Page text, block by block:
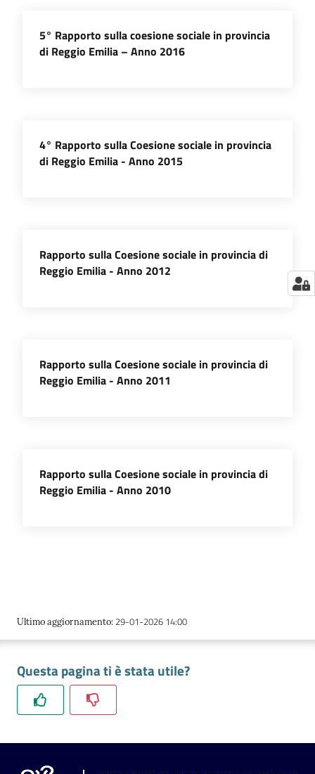
5° Rapporto sulla coesione sociale in provincia
di Reggio Emilia – Anno 2016
4° Rapporto sulla Coesione sociale in provincia
di Reggio Emilia - Anno 2015
Rapporto sulla Coesione sociale in provincia di
Reggio Emilia - Anno 2012
Rapporto sulla Coesione sociale in provincia di
Reggio Emilia - Anno 2011
Rapporto sulla Coesione sociale in provincia di
Reggio Emilia - Anno 2010
Ultimo aggiornamento: 29-01-2026 14:00
Questa pagina ti è stata utile?